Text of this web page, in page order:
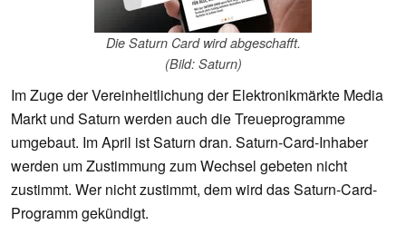
Die Saturn Card wird abgeschafft.
(Bild: Saturn)
Im Zuge der Vereinheitlichung der Elektronikmärkte Media
Markt und Saturn werden auch die Treueprogramme
umgebaut. Im April ist Saturn dran. Saturn-Card-Inhaber
werden um Zustimmung zum Wechsel gebeten nicht
zustimmt. Wer nicht zustimmt, dem wird das Saturn-Card-
Programm gekündigt.